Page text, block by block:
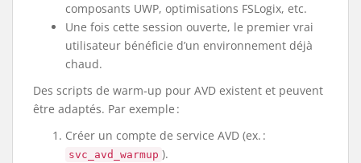
composants UWP, optimisations FSLogix, etc.
Une fois cette session ouverte, le premier vrai
utilisateur bénéficie d’un environnement déjà
chaud.
Des scripts de warm‑up pour AVD existent et peuvent
être adaptés. Par exemple :
Créer un compte de service AVD (ex. :
svc_avd_warmup ).